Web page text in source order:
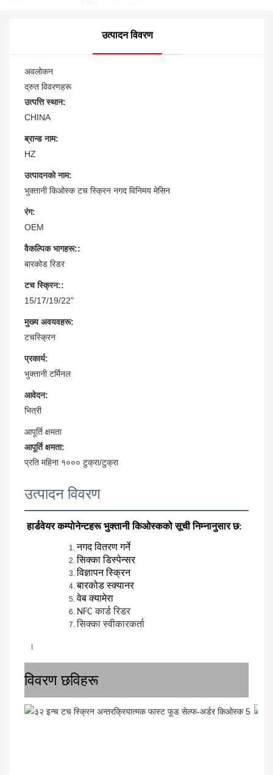
उत्पादन विवरण
अवलोकन
द्रुत विवरणहरू
उत्पत्ति स्थान:
CHINA
ब्रान्ड नाम:
HZ
उत्पादनको नाम:
भुक्तानी किओस्क टच स्क्रिन नगद विनिमय मेसिन
रंग:
OEM
वैकल्पिक भागहरू::
बारकोड रिडर
टच स्क्रिन::
15/17/19/22"
मुख्य अवयवहरू:
टचस्क्रिन
प्रकार्य:
भुक्तानी टर्मिनल
आवेदन:
भित्री
आपूर्ति क्षमता
आपूर्ति क्षमता:
प्रति महिना १००० टुक्रा/टुक्रा
उत्पादन विवरण
हार्डवेयर कम्पोनेन्टहरू भुक्तानी किओस्कको सूची निम्नानुसार छ:
नगद वितरण गर्ने
सिक्का डिस्पेन्सर
विज्ञापन स्क्रिन
बारकोड स्क्यानर
वेब क्यामेरा
NFC कार्ड रिडर
सिक्का स्वीकारकर्ता
।
विवरण छविहरू